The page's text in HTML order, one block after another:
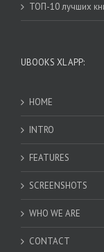
ТОП-10 лучших
UBOOKS XL APP:
HOME
INTRO
FEATURES
SCREENSHOTS
WHO WE ARE
CONTACT